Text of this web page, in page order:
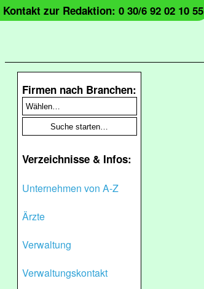
Kontakt zur Redaktion: 0 30/6 92 02 10 55
Firmen nach Branchen:
Verzeichnisse & Infos:
Unternehmen von A-Z
Ärzte
Verwaltung
Verwaltungskontakt